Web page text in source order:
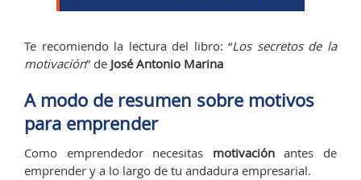
Te recomiendo la lectura del libro: “Los secretos de la
motivación” de José Antonio Marina
A modo de resumen sobre motivos
para emprender
Como emprendedor necesitas motivaciónantes de
emprender y a lo largo de tu andadura empresarial.